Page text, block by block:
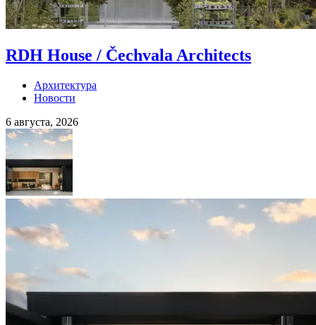
RDH House / Čechvala Architects
Архитектура
Новости
6 августа, 2026